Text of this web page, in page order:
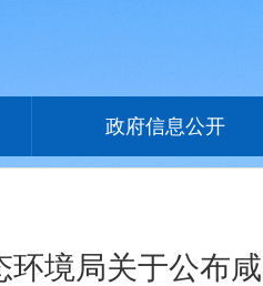
政府信息公开
环境局关于公布